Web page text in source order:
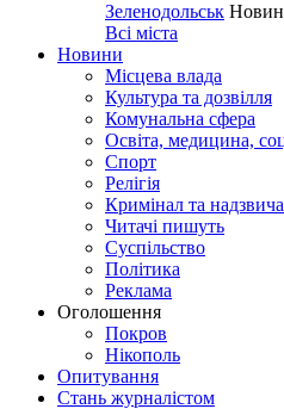
Зеленодольськ
Всі міста
Новини
Місцева влада
Культура та дозвілля
Комунальна сфера
Освіта, медицина,
Спорт
Релігія
Кримінал та
Читачі пишуть
Суспільство
Політика
Реклама
Оголошення
Покров
Нікополь
Опитування
Стань журналістом